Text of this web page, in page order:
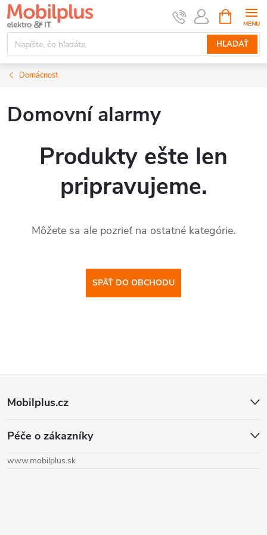
Prejsť
na
obsah
HĽADAŤ
KOŠÍK
Domácnost
Domovní alarmy
Produkty ešte len
pripravujeme.
Môžete sa ale pozrieť na ostatné kategórie.
SPÄŤ DO OBCHODU
p
Mobilplus.cz
Péče o zákazníky
www.mobilplus.sk